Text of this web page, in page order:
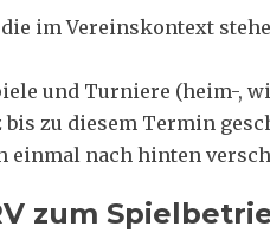
im Vereinskontext
und Turniere (heim-,
zu diesem Termin
nach hinten
zum